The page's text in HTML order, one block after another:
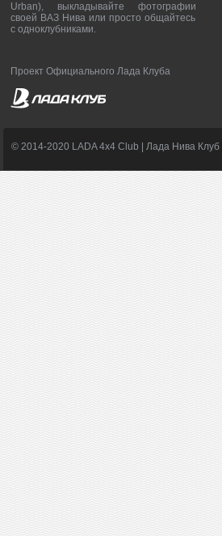
Urban), выкладывайте фотографии
своей ВАЗ Нива или просто общайтесь
с одноклубниками.
Проект Официального Лада Клуба
© 2014-2020 LADA 4x4 Club | Лада Нива Клуб |